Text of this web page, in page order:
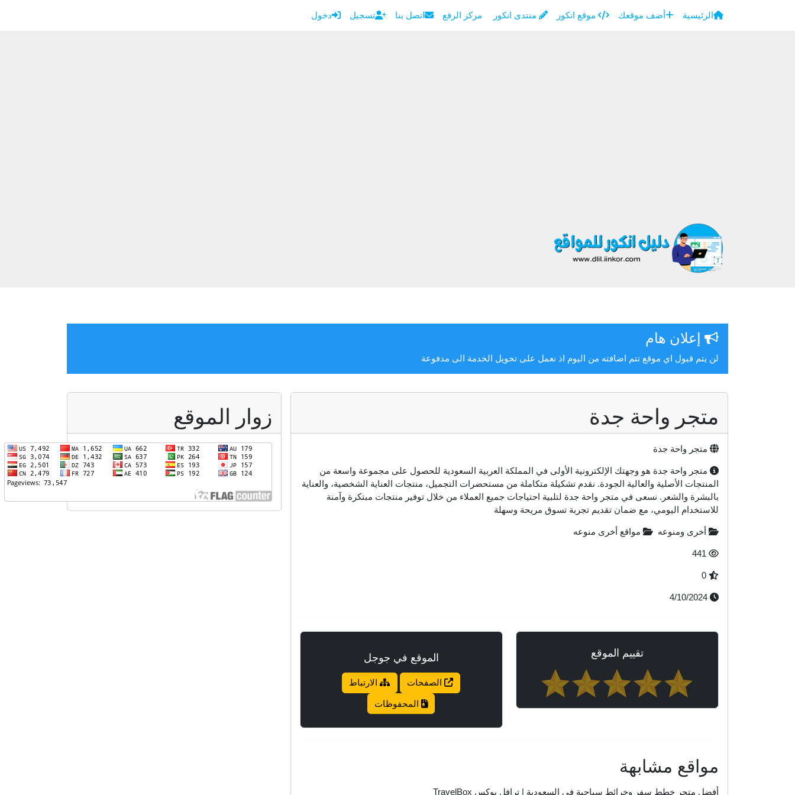
الرئيسية الرئيسية أضف موقعك موقع انكور منتدى انكور مركز الرفع اتصل بنا تسجيل دخول
إعلان هام
لن يتم قبول اي موقع تتم اضافته من اليوم اذ نعمل على تحويل الخدمة الى مدفوعة
متجر واحة جدة
متجر واحة جدة
متجر واحة جدة هو وجهتك الإلكترونية الأولى في المملكة العربية السعودية للحصول على مجموعة واسعة من
المنتجات الأصلية والعالية الجودة. نقدم تشكيلة متكاملة من مستحضرات التجميل، منتجات العناية الشخصية، والعناية
بالبشرة والشعر. نسعى في متجر واحة جدة لتلبية احتياجات جميع العملاء من خلال توفير منتجات مبتكرة وآمنة
للاستخدام اليومي، مع ضمان تقديم تجربة تسوق مريحة وسهلة
أخرى ومنوعه مواقع أخرى منوعه
0
4/10/2024
تقييم الموقع الموقع في جوجل
الصفحات الارتباط
المحفوظات
مواقع مشابهة
أفضل متجر خطط سفر وخرائط سياحية في السعودية | ترافل بوكس TravelBox
زوار الموقع